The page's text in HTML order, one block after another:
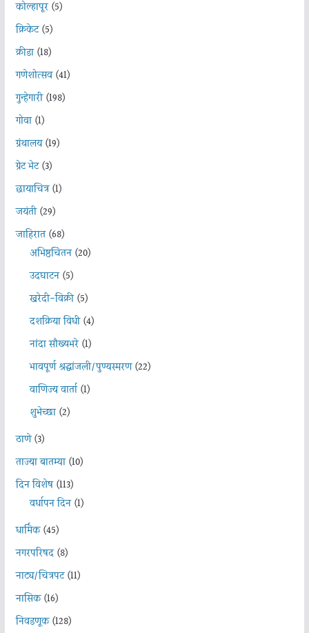
कोल्हापूर(5)
क्रिकेट(5)
क्रीडा(18)
गणेशोत्सव(41)
गुन्हेगारी(198)
गोवा(1)
ग्रंथालय(19)
ग्रेट भेट(3)
छायाचित्र(1)
जयंती(29)
जाहिरात(68)
अभिष्ठचिंतन(20)
उदघाटन(5)
खरेदी-विक्री(5)
दशक्रिया विधी(4)
नांदा सौख्यभरे(1)
भावपूर्ण श्रद्धांजली/पुण्यस्मरण(22)
वाणिज्य वार्ता(1)
शुभेच्छा(2)
ठाणे(3)
ताज्या बातम्या(10)
दिन विशेष(113)
वर्धापन दिन(1)
धार्मिक(45)
नगरपरिषद(8)
नाट्य/चित्रपट(11)
नासिक(16)
निवडणूक(128)